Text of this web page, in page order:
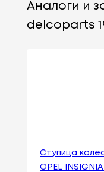
Аналоги и
delcoparts
Ступица
OPEL